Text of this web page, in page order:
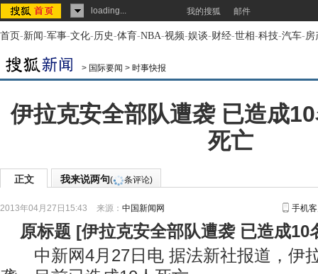
loading... 我的搜狐 邮件
首页-新闻-军事-文化-历史-体育-NBA-视频-娱谈-财经-世相-科技-汽车-房
> 国际要闻 > 时事快报
伊拉克安全部队遭袭 已造成
死亡
正文 我来说两句( 条评论)
2013年04月27日15:43 来源： 中国新闻网 手机
原标题 [伊拉克安全部队遭袭 已造成10
中新网4月27日电 据法新社报道，伊